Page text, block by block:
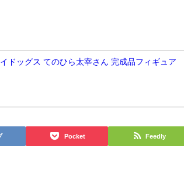
ドッグス てのひら太宰さん 完成品フィギュア
Pocket Feedly